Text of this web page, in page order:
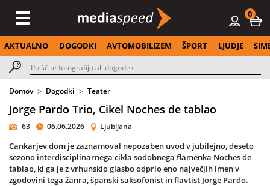
0
AKTUALNO DOGODKI AVTOMOBILIZEM ŠPORT LJUDJE
Domov Dogodki Teater
Jorge Pardo Trio, Cikel Noches de tablao
63 06.06.2026 Ljubljana
Cankarjev dom je zaznamoval nepozaben uvod v jubilejno, deseto
sezono interdisciplinarnega cikla sodobnega flamenka Noches de
tablao, ki ga je z vrhunskio glasbo odprlo eno največjih imen v
zgodovini tega žanra, španski saksofonist in flavtist Jorge Pardo.